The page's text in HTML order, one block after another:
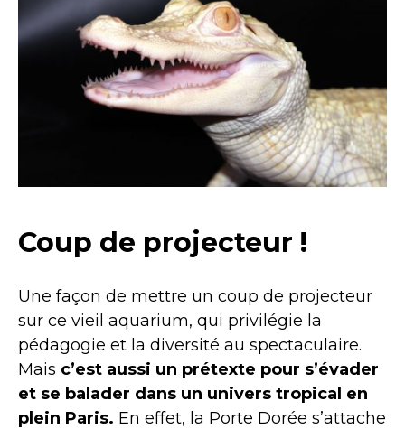
Coup de projecteur !
Une façon de mettre un coup de projecteur
sur ce vieil aquarium, qui privilégie la
pédagogie et la diversité au spectaculaire.
Mais c’est aussi un prétexte pour s’évader
et se balader dans un univers tropical en
plein Paris. En effet, la Porte Dorée s’attache